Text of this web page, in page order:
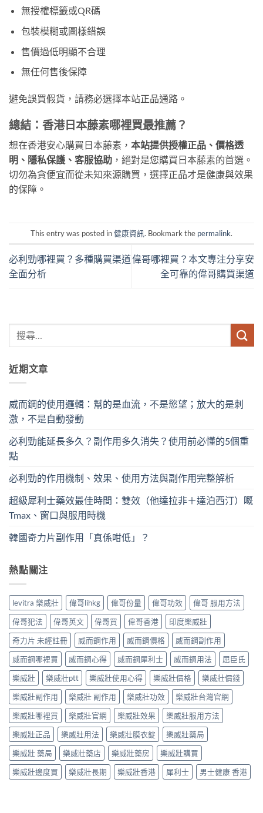
無授權標籤或QR碼
包裝模糊或圖樣錯誤
售價過低明顯不合理
無任何售後保障
避免誤買假貨，請務必選擇本站正品通路。
總結：香港日本藤素哪裡買最推薦？
想在香港安心購買日本藤素， 本站提供授權正品、價格透
明、隱私保護、客服協助 ，絕對是您購買日本藤素的首選。
切勿為貪便宜而從未知來源購買，選擇正品才是健康與效果
的保障。
This entry was posted in健康資訊. Bookmark the permalink.
必利勁哪裡買？多種購買渠道
全面分析
偉哥哪裡買？本文專注分享安
全可靠的偉哥購買渠道
近期文章
威而鋼的使用邏輯：幫的是血流，不是慾望；放大的是刺
激，不是自動發動
必利勁能延長多久？副作用多久消失？使用前必懂的5個重
點
必利勁的作用機制、效果、使用方法與副作用完整解析
超級犀利士藥效最佳時間：雙效（他達拉非＋達泊西汀）嘅
Tmax、窗口與服用時機
韓國奇力片副作用「真係咁低」？
熱點關注
levitra 樂威壯 偉哥lihkg 偉哥份量 偉哥功效
偉哥 服用方法
偉哥犯法
偉哥英文 偉哥買 偉哥香港
印度樂威壯
奇力片 未經註冊
威而鋼作用 威而鋼價格
威而鋼副作用
威而鋼哪裡買
威而鋼心得 威而鋼犀利士 威而鋼用法
屈臣氏
樂威壯
樂威壯ptt 樂威壯使用心得 樂威壯價格
樂威壯價錢
樂威壯副作用
樂威壯 副作用 樂威壯功效
樂威壯台灣官網
樂威壯哪裡買
樂威壯官網 樂威壯效果
樂威壯服用方法
樂威壯正品
樂威壯用法 樂威壯膜衣錠
樂威壯藥局
樂威壯 藥局
樂威壯藥店 樂威壯藥房
樂威壯購買
樂威壯邊度買
樂威壯長期 樂威壯香港 犀利士 男士健康 香港